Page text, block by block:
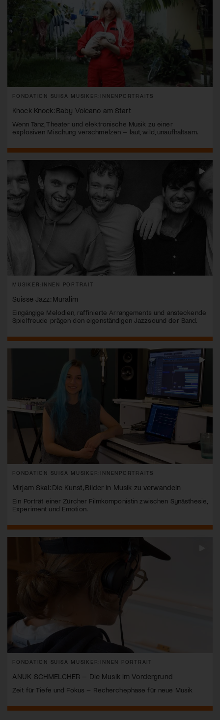
FONDATION SUISA MUSIKER:INNENPORTRAITS
Knock Knock: Baby Volcano am Start
Wenn Tanz, Theater und elektronische Musik zu einer
explosiven Mischung verschmelzen – laut, wild, unaufhaltsam.
MUSIKER:INNEN PORTRAIT
Suisse Jazz: Muralim
Eingängige Melodien, raffinierte Arrangements und ansteckende
Spielfreude prägen den eigenständigen Jazzsound der Band.
FONDATION SUISA MUSIKER:INNENPORTRAITS
Mirjam Skal: Die Kunst, Bilder in Musik zu verwandeln
Ein Porträt einer Zürcher Filmkomponistin zwischen Synästhesie,
Experiment und Emotion.
FONDATION SUISA MUSIKER:INNEN PORTRAIT
ANUK SCHMELCHER – Die Musik im Vordergrund
Zeit für Tiefe und Fokus – Recherchephase für neue Musik